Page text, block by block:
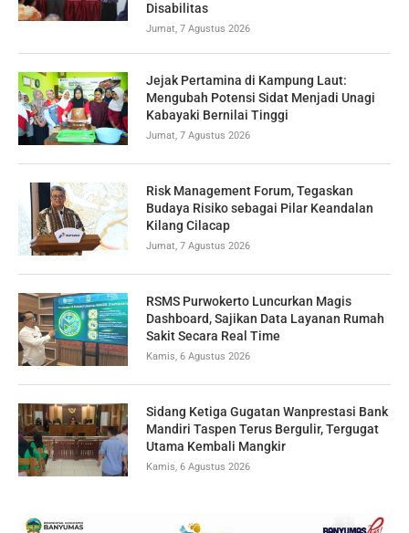
Disabilitas
Jumat, 7 Agustus 2026
Jejak Pertamina di Kampung Laut:
Mengubah Potensi Sidat Menjadi Unagi
Kabayaki Bernilai Tinggi
Jumat, 7 Agustus 2026
Risk Management Forum, Tegaskan
Budaya Risiko sebagai Pilar Keandalan
Kilang Cilacap
Jumat, 7 Agustus 2026
RSMS Purwokerto Luncurkan Magis
Dashboard, Sajikan Data Layanan Rumah
Sakit Secara Real Time
Kamis, 6 Agustus 2026
Sidang Ketiga Gugatan Wanprestasi Bank
Mandiri Taspen Terus Bergulir, Tergugat
Utama Kembali Mangkir
Kamis, 6 Agustus 2026